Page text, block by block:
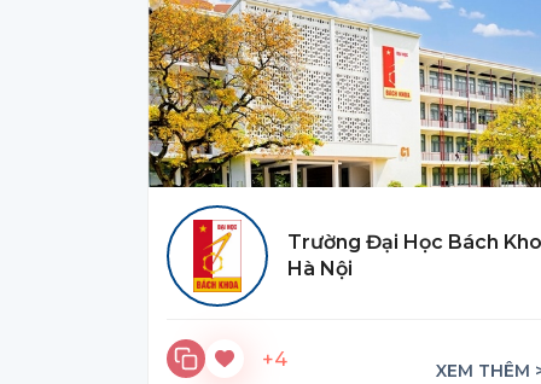
Trường Đại Học Bách
Hà Nội
+4
XEM THÊM